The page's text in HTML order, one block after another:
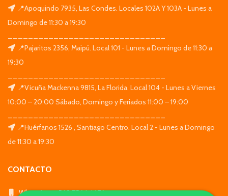
📍Apoquindo 7935, Las Condes. Locales 102A Y 103A - Lunes a
Domingo de 11:30 a 19:30
📍Pajaritos 2356, Maipú. Local 101 - Lunes a Domingo de 11:30 a
19:30
📍Vicuña Mackenna 9815, La Florida. Local 104 - Lunes a Viernes
10:00 – 20:00 Sábado, Domingo y Feriados 11:00 – 19:00
📍Huérfanos 1526 , Santiago Centro. Local 2 - Lunes a Domingo
de 11:30 a 19:30
CONTACTO
WhatsApp: +569 7564 4676